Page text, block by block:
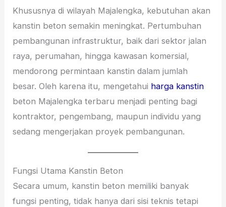
Khususnya di wilayah Majalengka, kebutuhan akan
kanstin beton semakin meningkat. Pertumbuhan
pembangunan infrastruktur, baik dari sektor jalan
raya, perumahan, hingga kawasan komersial,
mendorong permintaan kanstin dalam jumlah
besar. Oleh karena itu, mengetahui harga kanstin
beton Majalengka terbaru menjadi penting bagi
kontraktor, pengembang, maupun individu yang
sedang mengerjakan proyek pembangunan.
Fungsi Utama Kanstin Beton
Secara umum, kanstin beton memiliki banyak
fungsi penting, tidak hanya dari sisi teknis tetapi